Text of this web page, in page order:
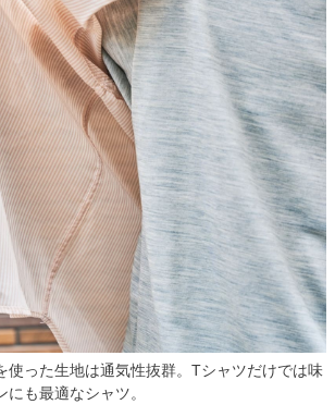
使った生地は通気性抜群。Tシャツだけでは味
も最適なシャツ。